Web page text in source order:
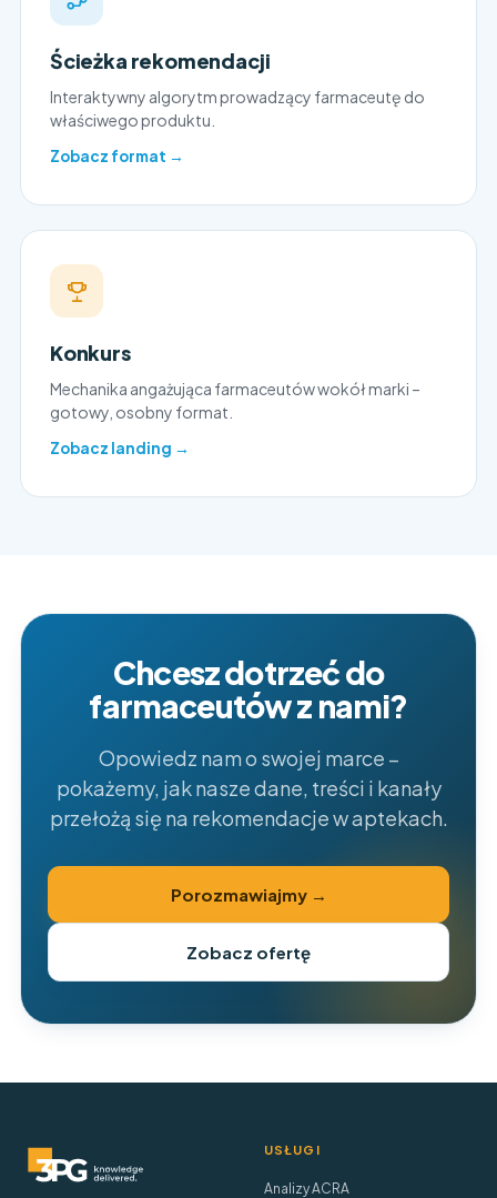
Ścieżka rekomendacji
Interaktywny algorytm prowadzący farmaceutę do
właściwego produktu.
Zobacz format →
Konkurs
Mechanika angażująca farmaceutów wokół marki –
gotowy, osobny format.
Zobacz landing →
Chcesz dotrzeć do
farmaceutów z nami?
Opowiedz nam o swojej marce –
pokażemy, jak nasze dane, treści i kanały
przełożą się na rekomendacje w aptekach.
Porozmawiajmy →
Zobacz ofertę
USŁUGI
Analizy ACRA